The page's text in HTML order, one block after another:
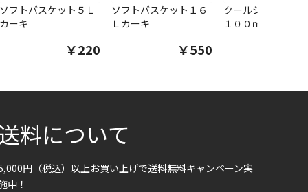
ソフトバスケット５Ｌ
カーキ
￥220
ソフトバスケット１６
Ｌカーキ
￥550
クールシャツスプ
１００ｍｌ
料について
円（税込）以上お買い上げで送料無料キャンペーン実
中！